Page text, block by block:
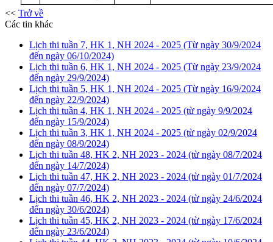
<< Trở về
Các tin khác
Lịch thi tuần 7, HK 1, NH 2024 - 2025 (Từ ngày 30/9/2024
đến ngày 06/10/2024)
Lịch thi tuần 6, HK 1, NH 2024 - 2025 (Từ ngày 23/9/2024
đến ngày 29/9/2024)
Lịch thi tuần 5, HK 1, NH 2024 - 2025 (Từ ngày 16/9/2024
đến ngày 22/9/2024)
Lịch thi tuần 4, HK 1, NH 2024 - 2025 (từ ngày 9/9/2024
đến ngày 15/9/2024)
Lịch thi tuần 3, HK 1, NH 2024 - 2025 (từ ngày 02/9/2024
đến ngày 08/9/2024)
Lịch thi tuần 48, HK 2, NH 2023 - 2024 (từ ngày 08/7/2024
đến ngày 14/7/2024)
Lịch thi tuần 47, HK 2, NH 2023 - 2024 (từ ngày 01/7/2024
đến ngày 07/7/2024)
Lịch thi tuần 46, HK 2, NH 2023 - 2024 (từ ngày 24/6/2024
đến ngày 30/6/2024)
Lịch thi tuần 45, HK 2, NH 2023 - 2024 (từ ngày 17/6/2024
đến ngày 23/6/2024)